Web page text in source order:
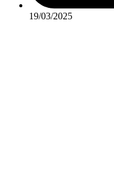
19/03/2025